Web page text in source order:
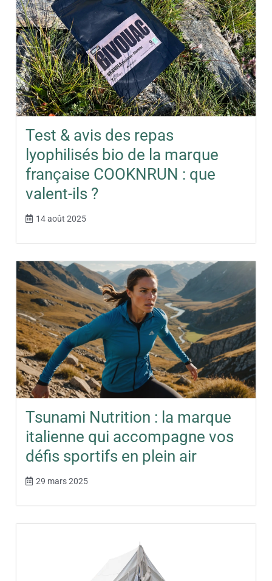
Test & avis des repas
lyophilisés bio de la marque
française COOKNRUN : que
valent-ils ?
14 août 2025
Tsunami Nutrition : la marque
italienne qui accompagne vos
défis sportifs en plein air
29 mars 2025